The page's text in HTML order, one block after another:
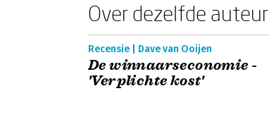
Over dezelfde auteur
Recensie | Dave van Ooijen
De winnaarseconomie -
'Verplichte kost'